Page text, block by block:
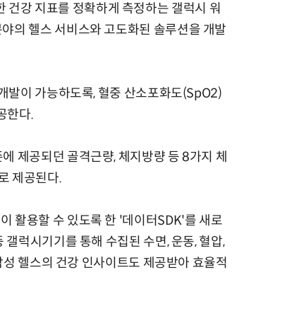
건강 지표를 정확하게 측정하는 갤럭시 워
의 헬스 서비스와 고도화된 솔루션을 개발
발이 가능하도록, 혈중 산소포화도(SpO2)
한다.
제공되던 골격근량, 체지방량 등 8가지 체
제공된다.
활용할 수 있도록 한 '데이터SDK'를 새로
럭시기기를 통해 수집된 수면, 운동, 혈압,
헬스의 건강 인사이트도 제공받아 효율적